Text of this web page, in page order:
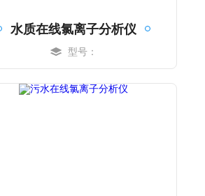
水质在线氯离子分析仪
型号：